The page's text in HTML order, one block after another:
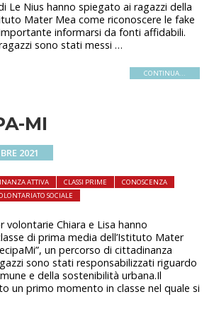
Le Nius hanno spiegato ai ragazzi della
Mater Mea come riconoscere le fake
informarsi da fonti affidabili.
sono stati messi …
CONTINUA...
MI
2021
ATTIVA CLASSI PRIME
CONOSCENZA
SOCIALE
Chiara e Lisa hanno
di prima media dell’Istituto Mater
un percorso di cittadinanza
sono stati responsabilizzati riguardo
e della sostenibilità urbana.Il
un primo momento in classe nel quale si